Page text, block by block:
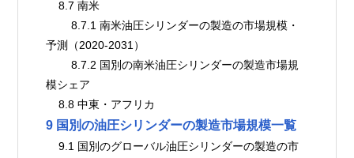
    8.7 南米
        8.7.1 南米油圧シリンダーの製造の市場規模・
予測（2020-2031）
        8.7.2 国別の南米油圧シリンダーの製造市場規
模シェア
    8.8 中東・アフリカ
9 国別の油圧シリンダーの製造市場規模一覧
    9.1 国別のグローバル油圧シリンダーの製造の市